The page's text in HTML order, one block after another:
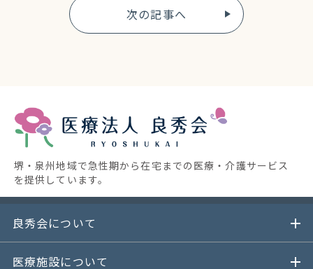
次の記事へ
堺・泉州地域で急性期から在宅までの医療・介護サービス
を提供しています。
良秀会について
医療施設について